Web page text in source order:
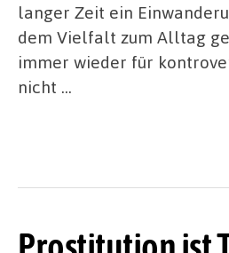
langer Zeit ein
dem Vielfalt zum Alltag
immer wieder für
nicht …